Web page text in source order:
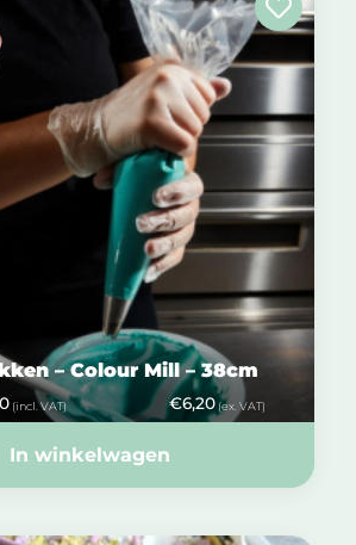
– Colour Mill – 38cm
(incl. VAT) €6,20 (ex. VAT)
In winkelwagen